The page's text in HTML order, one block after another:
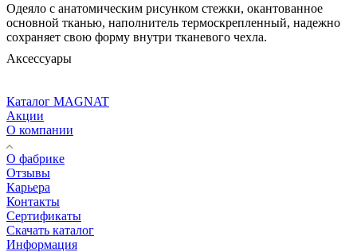
Одеяло с анатомическим рисунком стежки, окантованное
основной тканью, наполнитель термоскрепленный, надежно
сохраняет свою форму внутри тканевого чехла.
Аксессуары
Каталог MAGNAT
Акции
О компании
О фабрике
Отзывы
Карьера
Контакты
Сертификаты
Скачать каталог
Информация